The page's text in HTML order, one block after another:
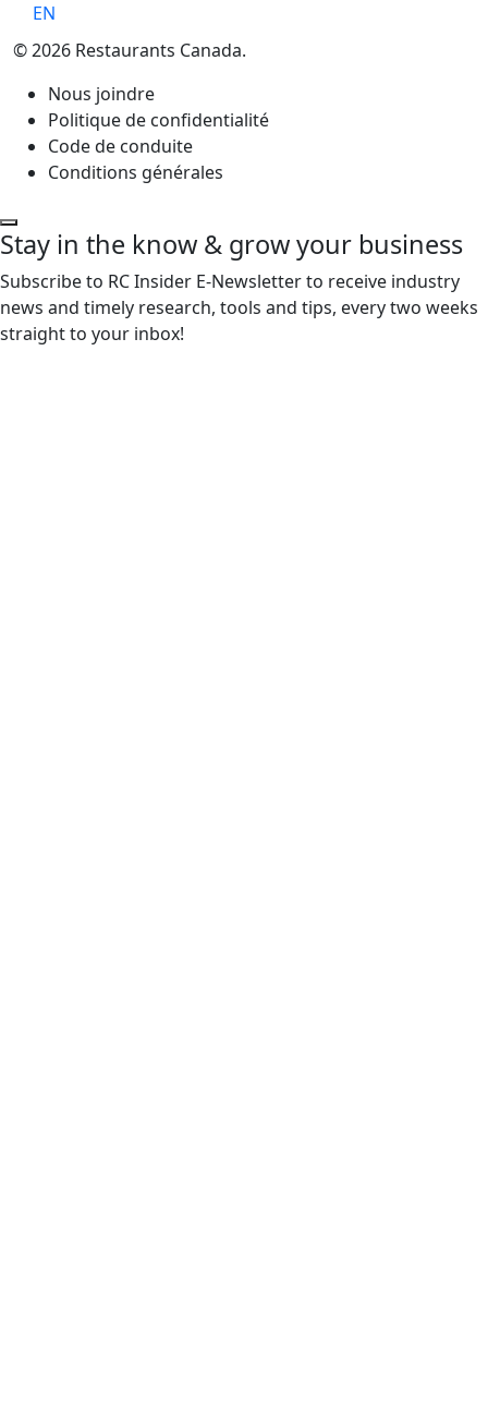
EN
© 2026 Restaurants Canada.
Nous joindre
Politique de confidentialité
Code de conduite
Conditions générales
Stay in the know & grow your business
Subscribe to RC Insider E-Newsletter to receive industry
news and timely research, tools and tips, every two weeks
straight to your inbox!